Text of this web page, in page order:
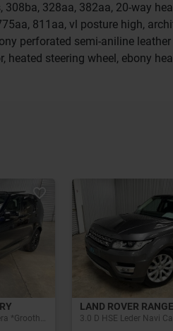
328aa, 382aa, 20-way
811aa, vl posture high,
perforated semi-aniline
steering wheel, ebony
5 2.0 TD4 Leder Navi Camera *Groothandelsprijs*
3.0 D HSE Leder Navi